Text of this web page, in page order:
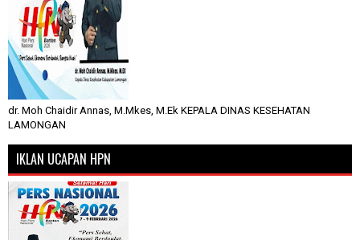
dr. Moh Chaidir Annas, M.Mkes, M.Ek KEPALA DINAS KESEHATAN
LAMONGAN
IKLAN UCAPAN HPN